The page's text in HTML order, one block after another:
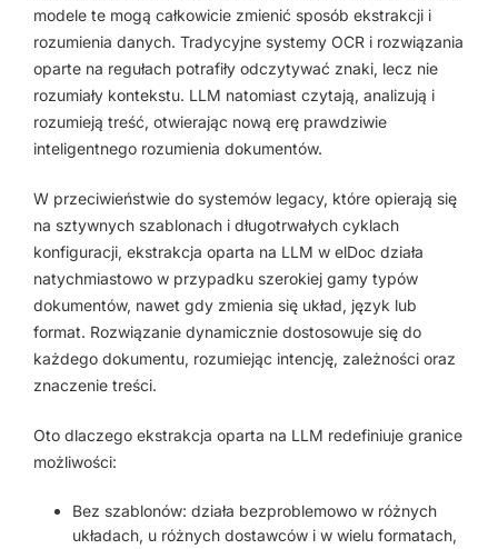
modele te mogą całkowicie zmienić sposób ekstrakcji i
rozumienia danych. Tradycyjne systemy OCR i rozwiązania
oparte na regułach potrafiły odczytywać znaki, lecz nie
rozumiały kontekstu. LLM natomiast czytają, analizują i
rozumieją treść, otwierając nową erę prawdziwie
inteligentnego rozumienia dokumentów.
W przeciwieństwie do systemów legacy, które opierają się
na sztywnych szablonach i długotrwałych cyklach
konfiguracji, ekstrakcja oparta na LLM w elDoc działa
natychmiastowo w przypadku szerokiej gamy typów
dokumentów, nawet gdy zmienia się układ, język lub
format. Rozwiązanie dynamicznie dostosowuje się do
każdego dokumentu, rozumiejąc intencję, zależności oraz
znaczenie treści.
Oto dlaczego ekstrakcja oparta na LLM redefiniuje granice
możliwości:
Bez szablonów: działa bezproblemowo w różnych
układach, u różnych dostawców i w wielu formatach,